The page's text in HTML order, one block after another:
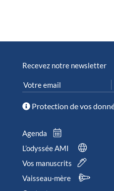
Recevez notre newsletter
Protection de vos
Agenda
L’odyssée AMI
Vos manuscrits
Vaisseau-mère